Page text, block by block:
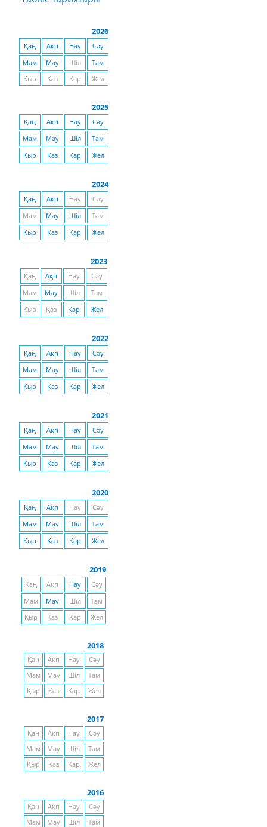
2026
Қаң Ақп Нау
Сәу
Мам
Мау Шіл
Там
Қыр
Қаз Қар Жел
2025
Қаң Ақп Нау
Сәу
Мам
Мау Шіл
Там
Қыр
Қаз Қар Жел
2024
Қаң Ақп Нау
Сәу
Мам
Мау Шіл
Там
Қыр
Қаз Қар Жел
2023
Қаң Ақп Нау
Сәу
Мам
Мау Шіл
Там
Қыр
Қаз Қар Жел
2022
Қаң Ақп Нау
Сәу
Мам
Мау Шіл
Там
Қыр
Қаз Қар Жел
2021
Қаң Ақп Нау
Сәу
Мам
Мау Шіл
Там
Қыр
Қаз Қар Жел
2020
Қаң Ақп Нау
Сәу
Мам
Мау Шіл
Там
Қыр
Қаз Қар Жел
2019
Қаң Ақп Нау
Сәу
Мам
Мау Шіл
Там
Қыр
Қаз Қар Жел
2018
Қаң Ақп Нау
Сәу
Мам
Мау Шіл
Там
Қыр
Қаз Қар Жел
2017
Қаң Ақп Нау
Сәу
Мам
Мау Шіл
Там
Қыр
Қаз Қар Жел
2016
Қаң Ақп Нау
Сәу
Мам
Мау Шіл
Там